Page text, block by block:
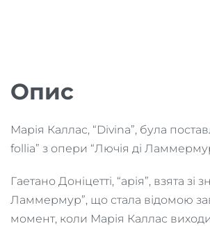
Опис
Марія Каллас, “Divina”, була
follia” з опери “Лючія ді
Гаетано Доніцетті, “арія”, взята
Ламмермур”, що стала відомою
момент, коли Марія Каллас